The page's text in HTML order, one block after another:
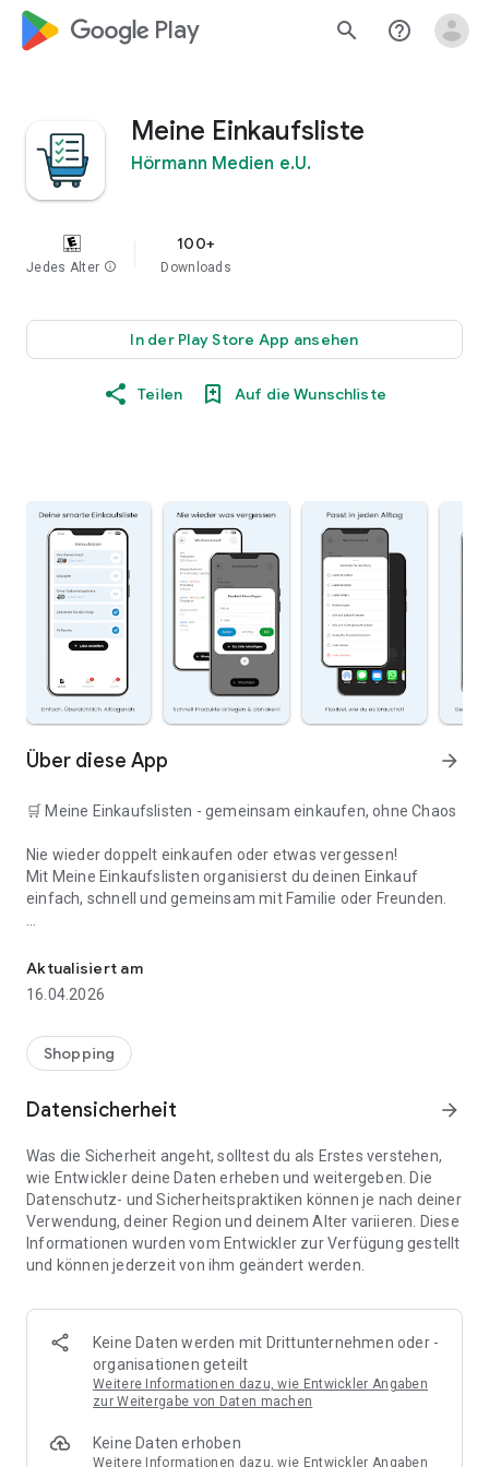
google_logo Play search help_outline
Meine Einkaufsliste
Hörmann Medien e.U.
Jedes Alter info
100+
Downloads
In der Play Store App ansehen
Teilen Auf die Wunschliste
Über diese App arrow_forward
🛒 Meine Einkaufslisten - gemeinsam einkaufen, ohne Chaos
Nie wieder doppelt einkaufen oder etwas vergessen!
Mit Meine Einkaufslisten organisierst du deinen Einkauf
einfach, schnell und gemeinsam mit Familie oder Freunden.
👨‍👩‍👧 Gemeinsame Einkaufslisten in Echtzeit: Alle sehen
⚡ Superschnell & einfach: Liste in Sekunden erstellen und
sofort loslegen.
📱 Immer dabei: Deine Einkaufsliste ist jederzeit auf deinem
🤝 Teilen leicht gemacht: Lade andere ein und erledigt den
Einkauf gemeinsam.
🍳 Zutaten direkt aus Rezepten übernehmen: Importiere
Zutaten von Rezept-Webseiten und verwandle sie
🚀 DEINE VORTEILE IM ALLTAG
* Nie wieder doppelte Einkäufe
* Kein Chaos mehr beim Einkaufen
* Bessere Abstimmung mit Familie & Freunden
* Perfekt für die Essensplanung
Aktualisiert am
16.04.2026
Shopping
Datensicherheit arrow_forward
Was die Sicherheit angeht, solltest du als Erstes verstehen,
wie Entwickler deine Daten erheben und weitergeben. Die
Datenschutz- und Sicherheitspraktiken können je nach deiner
Verwendung, deiner Region und deinem Alter variieren. Diese
Informationen wurden vom Entwickler zur Verfügung gestellt
und können jederzeit von ihm geändert werden.
Keine Daten werden mit Drittunternehmen oder -
organisationen geteilt
Weitere Informationen dazu, wie Entwickler Angaben
zur Weitergabe von Daten machen
Keine Daten erhoben
Weitere Informationen dazu, wie Entwickler Angaben